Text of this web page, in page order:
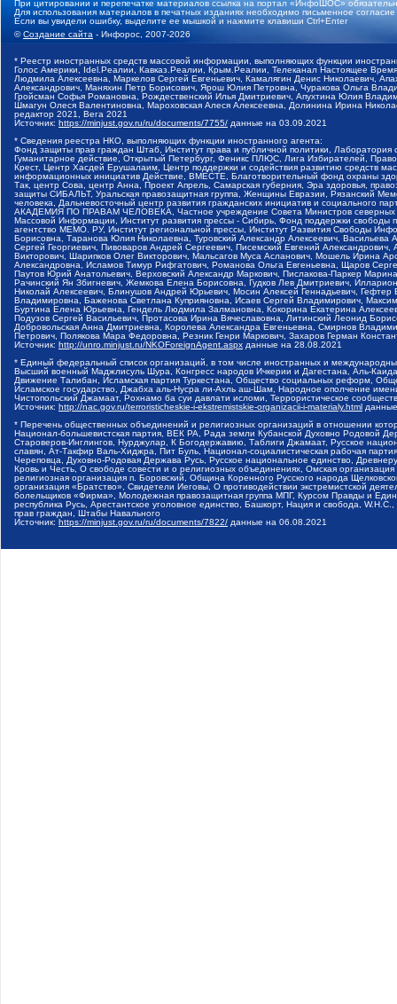
При цитировании и перепечатке материалов ссылка на портал «ИнфоШОС»
Для использования материалов в печатных изданиях необходимо письменное
Если вы увидели ошибку, выделите ее мышкой и нажмите клавиши Ctrl+Enter
©Создание сайта - Инфорос, 2007-2026
* Реестр иностранных средств массовой информации, выполняющих функции
Голос Америки, Idel.Реалии, Кавказ.Реалии, Крым.Реалии, Телеканал Настоящее
Людмила Алексеевна, Маркелов Сергей Евгеньевич, Камалягин Денис Николаевич,
Александрович, Маняхин Петр Борисович, Ярош Юлия Петровна, Чуракова Ольга
Гройсман Софья Романовна, Рождественский Илья Дмитриевич, Апухтина Юлия
Шмагун Олеся Валентиновна, Мароховская Алеся Алексеевна, Долинина Ирина
редактор 2021, Вега 2021
Источник: https://minjust.gov.ru/ru/documents/7755/ данные на 03.09.2021
* Сведения реестра НКО, выполняющих функции иностранного агента:
Фонд защиты прав граждан Штаб, Институт права и публичной политики,
Гуманитарное действие, Открытый Петербург, Феникс ПЛЮС, Лига Избирателей,
Крест, Центр Хасдей Ерушалаим, Центр поддержки и содействия развитию средств
информационных инициатив Действие, ВМЕСТЕ, Благотворительный фонд охраны
Так, центр Сова, центр Анна, Проект Апрель, Самарская губерния, Эра здоровья,
защиты СИБАЛЬТ, Уральская правозащитная группа, Женщины Евразии, Рязанский
человека, Дальневосточный центр развития гражданских инициатив и социального
АКАДЕМИЯ ПО ПРАВАМ ЧЕЛОВЕКА, Частное учреждение Совета Министров северных
Массовой Информации, Институт развития прессы - Сибирь, Фонд поддержки
агентство МЕМО. РУ, Институт региональной прессы, Институт Развития Свободы
Борисовна, Таранова Юлия Николаевна, Туровский Александр Алексеевич,
Сергей Георгиевич, Пивоваров Андрей Сергеевич, Писемский Евгений
Викторович, Шарипков Олег Викторович, Мальсагов Муса Асланович, Мошель Ирина
Александровна, Исламов Тимур Рифгатович, Романова Ольга Евгеньевна, Щаров
Паутов Юрий Анатольевич, Верховский Александр Маркович, Пислакова-Паркер
Рачинский Ян Збигневич, Жемкова Елена Борисовна, Гудков Лев Дмитриевич,
Николай Алексеевич, Блинушов Андрей Юрьевич, Мосин Алексей Геннадьевич,
Владимировна, Баженова Светлана Куприяновна, Исаев Сергей Владимирович,
Буртина Елена Юрьевна, Гендель Людмила Залмановна, Кокорина Екатерина
Подузов Сергей Васильевич, Протасова Ирина Вячеславовна, Литинский Леонид
Добровольская Анна Дмитриевна, Королева Александра Евгеньевна, Смирнов
Петрович, Полякова Мара Федоровна, Резник Генри Маркович, Захаров Герман
Источник: http://unro.minjust.ru/NKOForeignAgent.aspx данные на 28.08.2021
* Единый федеральный список организаций, в том числе иностранных и
Высший военный Маджлисуль Шура, Конгресс народов Ичкерии и Дагестана, Аль-
Движение Талибан, Исламская партия Туркестана, Общество социальных реформ,
Исламское государство, Джабха аль-Нусра ли-Ахль аш-Шам, Народное ополчение
Чистопольский Джамаат, Рохнамо ба суи давлати исломи, Террористическое
Источник: http://nac.gov.ru/terroristicheskie-i-ekstremistskie-organizacii-i-materialy.html
* Перечень общественных объединений и религиозных организаций в отношении
Национал-большевистская партия, ВЕК РА, Рада земли Кубанской Духовно Родовой
Староверов-Инглингов, Нурджулар, К Богодержавию, Таблиги Джамаат, Русское
славян, Ат-Такфир Валь-Хиджра, Пит Буль, Национал-социалистическая рабочая
Череповца, Духовно-Родовая Держава Русь, Русское национальное единство,
Кровь и Честь, О свободе совести и о религиозных объединениях, Омская
религиозная организация п. Боровский, Община Коренного Русского народа
организация «Братство», Свидетели Иеговы, О противодействии экстремистской
болельщиков «Фирма», Молодежная правозащитная группа МПГ, Курсом Правды и
республика Русь, Арестантское уголовное единство, Башкорт, Нация и свобода,
прав граждан, Штабы Навального
Источник: https://minjust.gov.ru/ru/documents/7822/ данные на 06.08.2021